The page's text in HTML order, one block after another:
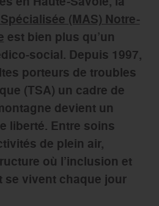
(MAS) Notre-
est bien plus qu’un
social. Depuis 1997,
porteurs de troubles
(TSA) un cadre de
devient un
liberté. Entre soins
de plein air,
où l’inclusion et
se vivent chaque jour